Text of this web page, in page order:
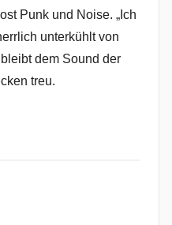
Punk und Noise. „Ich
unterkühlt von
dem Sound der
treu.